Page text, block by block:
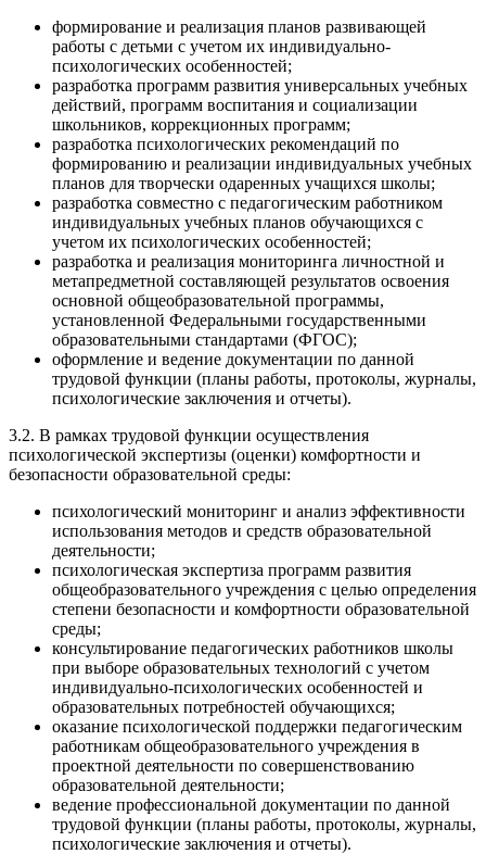
формирование и реализация планов развивающей
работы с детьми с учетом их индивидуально-
психологических особенностей;
разработка программ развития универсальных учебных
действий, программ воспитания и социализации
школьников, коррекционных программ;
разработка психологических рекомендаций по
формированию и реализации индивидуальных учебных
планов для творчески одаренных учащихся школы;
разработка совместно с педагогическим работником
индивидуальных учебных планов обучающихся с
учетом их психологических особенностей;
разработка и реализация мониторинга личностной и
метапредметной составляющей результатов освоения
основной общеобразовательной программы,
установленной Федеральными государственными
образовательными стандартами (ФГОС);
оформление и ведение документации по данной
трудовой функции (планы работы, протоколы, журналы,
психологические заключения и отчеты).
3.2. В рамках трудовой функции осуществления
психологической экспертизы (оценки) комфортности и
безопасности образовательной среды:
психологический мониторинг и анализ эффективности
использования методов и средств образовательной
деятельности;
психологическая экспертиза программ развития
общеобразовательного учреждения с целью определения
степени безопасности и комфортности образовательной
среды;
консультирование педагогических работников школы
при выборе образовательных технологий с учетом
индивидуально-психологических особенностей и
образовательных потребностей обучающихся;
оказание психологической поддержки педагогическим
работникам общеобразовательного учреждения в
проектной деятельности по совершенствованию
образовательной деятельности;
ведение профессиональной документации по данной
трудовой функции (планы работы, протоколы, журналы,
психологические заключения и отчеты).